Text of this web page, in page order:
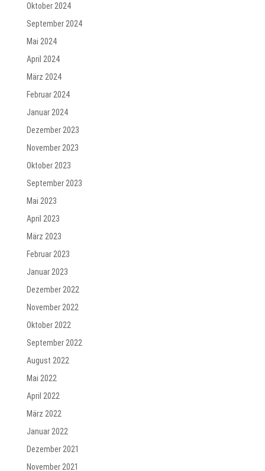
Oktober 2024
September 2024
Mai 2024
April 2024
März 2024
Februar 2024
Januar 2024
Dezember 2023
November 2023
Oktober 2023
September 2023
Mai 2023
April 2023
März 2023
Februar 2023
Januar 2023
Dezember 2022
November 2022
Oktober 2022
September 2022
August 2022
Mai 2022
April 2022
März 2022
Januar 2022
Dezember 2021
November 2021